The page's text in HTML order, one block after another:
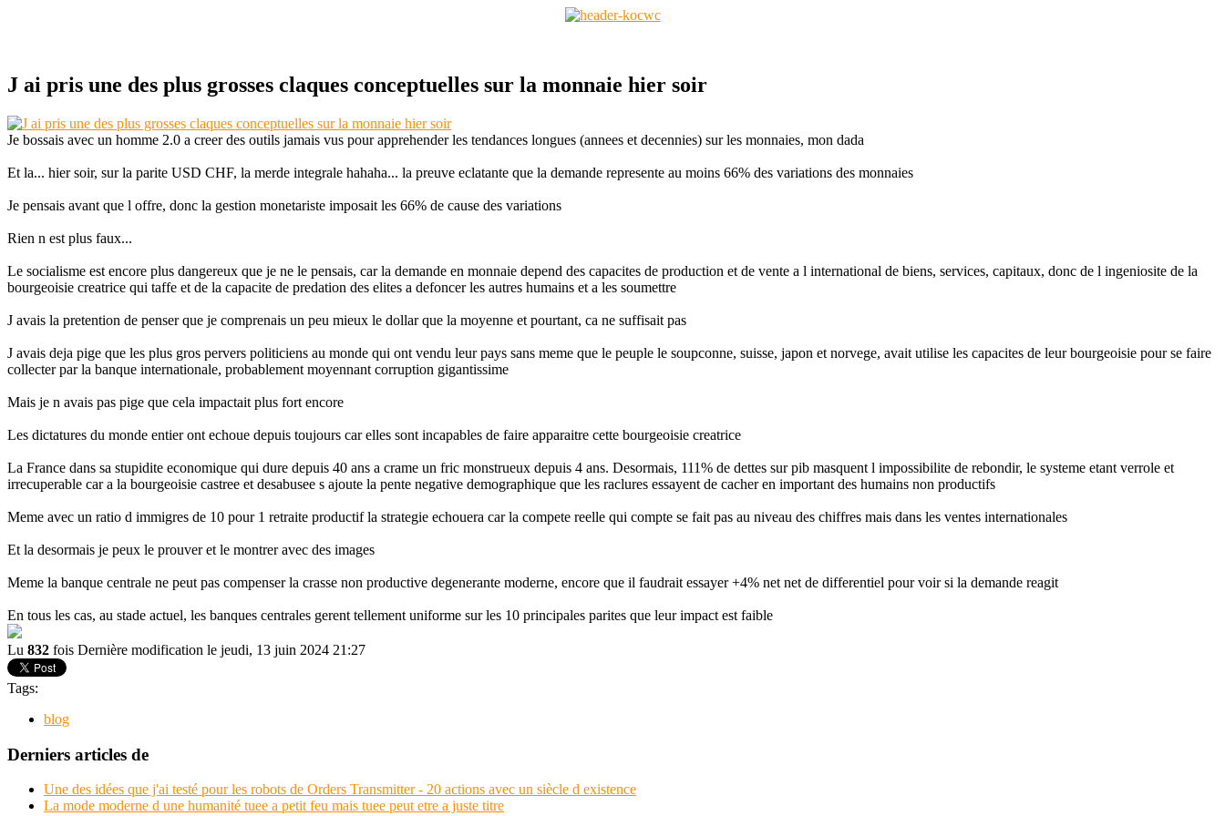
J ai pris une des plus grosses claques conceptuelles sur la monnaie hier soir
Je bossais avec un homme 2.0 a creer des outils jamais vus pour apprehender les tendances longues (annees et decennies) sur les monnaies, mon dada
Et la... hier soir, sur la parite USD CHF, la merde integrale hahaha... la preuve eclatante que la demande represente au moins 66% des variations des monnaies
Je pensais avant que l offre, donc la gestion monetariste imposait les 66% de cause des variations
Rien n est plus faux...
Le socialisme est encore plus dangereux que je ne le pensais, car la demande en monnaie depend des capacites de production et de vente a l international de biens, services, capitaux, donc de l ingeniosite de la
bourgeoisie creatrice qui taffe et de la capacite de predation des elites a defoncer les autres humains et a les soumettre
J avais la pretention de penser que je comprenais un peu mieux le dollar que la moyenne et pourtant, ca ne suffisait pas
J avais deja pige que les plus gros pervers politiciens au monde qui ont vendu leur pays sans meme que le peuple le soupconne, suisse, japon et norvege, avait utilise les capacites de leur bourgeoisie pour se faire
collecter par la banque internationale, probablement moyennant corruption gigantissime
Mais je n avais pas pige que cela impactait plus fort encore
Les dictatures du monde entier ont echoue depuis toujours car elles sont incapables de faire apparaitre cette bourgeoisie creatrice
La France dans sa stupidite economique qui dure depuis 40 ans a crame un fric monstrueux depuis 4 ans. Desormais, 111% de dettes sur pib masquent l impossibilite de rebondir, le systeme etant verrole et
irrecuperable car a la bourgeoisie castree et desabusee s ajoute la pente negative demographique que les raclures essayent de cacher en important des humains non productifs
Meme avec un ratio d immigres de 10 pour 1 retraite productif la strategie echouera car la compete reelle qui compte se fait pas au niveau des chiffres mais dans les ventes internationales
Et la desormais je peux le prouver et le montrer avec des images
Meme la banque centrale ne peut pas compenser la crasse non productive degenerante moderne, encore que il faudrait essayer +4% net net de differentiel pour voir si la demande reagit
En tous les cas, au stade actuel, les banques centrales gerent tellement uniforme sur les 10 principales parites que leur impact est faible
Lu 832 fois Dernière modification le jeudi, 13 juin 2024 21:27
Tags:
blog
Derniers articles de
Une des idées que j'ai testé pour les robots de Orders Transmitter - 20 actions avec un siècle d existence
La mode moderne d une humanité tuee a petit feu mais tuee peut etre a juste titre